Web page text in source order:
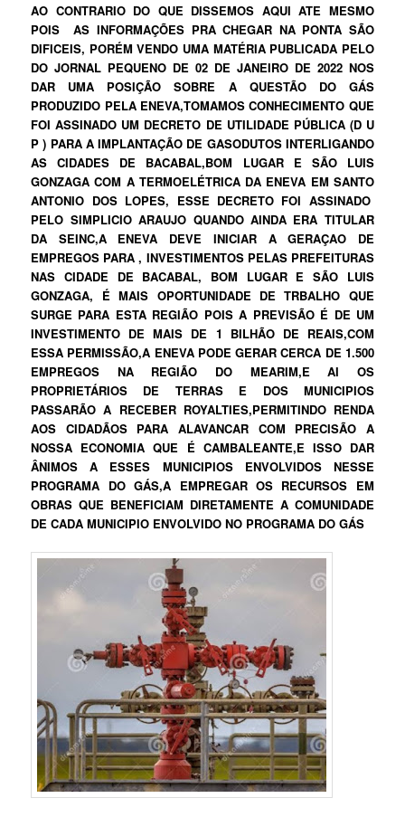
AO CONTRARIO DO QUE DISSEMOS AQUI ATE MESMO
POIS AS INFORMAÇÕES PRA CHEGAR NA PONTA SÃO
DIFICEIS, PORÉM VENDO UMA MATÉRIA PUBLICADA PELO
DO JORNAL PEQUENO DE 02 DE JANEIRO DE 2022 NOS
DAR UMA POSIÇÃO SOBRE A QUESTÃO DO GÁS
PRODUZIDO PELA ENEVA,TOMAMOS CONHECIMENTO QUE
FOI ASSINADO UM DECRETO DE UTILIDADE PÚBLICA (D U
P ) PARA A IMPLANTAÇÃO DE GASODUTOS INTERLIGANDO
AS CIDADES DE BACABAL,BOM LUGAR E SÃO LUIS
GONZAGA COM A TERMOELÉTRICA DA ENEVA EM SANTO
ANTONIO DOS LOPES, ESSE DECRETO FOI ASSINADO
PELO SIMPLICIO ARAUJO QUANDO AINDA ERA TITULAR
DA SEINC,A ENEVA DEVE INICIAR A GERAÇAO DE
EMPREGOS PARA , INVESTIMENTOS PELAS PREFEITURAS
NAS CIDADE DE BACABAL, BOM LUGAR E SÃO LUIS
GONZAGA, É MAIS OPORTUNIDADE DE TRBALHO QUE
SURGE PARA ESTA REGIÃO POIS A PREVISÃO É DE UM
INVESTIMENTO DE MAIS DE 1 BILHÃO DE REAIS,COM
ESSA PERMISSÃO,A ENEVA PODE GERAR CERCA DE 1.500
EMPREGOS NA REGIÃO DO MEARIM,E AI OS
PROPRIETÁRIOS DE TERRAS E DOS MUNICIPIOS
PASSARÃO A RECEBER ROYALTIES,PERMITINDO RENDA
AOS CIDADÃOS PARA ALAVANCAR COM PRECISÃO A
NOSSA ECONOMIA QUE É CAMBALEANTE,E ISSO DAR
ÂNIMOS A ESSES MUNICIPIOS ENVOLVIDOS NESSE
PROGRAMA DO GÁS,A EMPREGAR OS RECURSOS EM
OBRAS QUE BENEFICIAM DIRETAMENTE A COMUNIDADE
DE CADA MUNICIPIO ENVOLVIDO NO PROGRAMA DO GÁS